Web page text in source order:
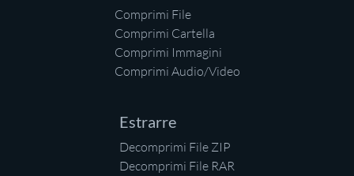
Comprimi File
Comprimi Cartella
Comprimi Immagini
Comprimi Audio/Video
Estrarre
Decomprimi File ZIP
Decomprimi File RAR